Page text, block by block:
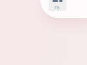
FB